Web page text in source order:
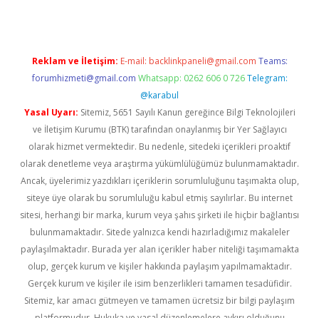
Reklam ve İletişim: E-mail: backlinkpaneli@gmail.com Teams:
forumhizmeti@gmail.com Whatsapp: 0262 606 0 726 Telegram:
@karabul
Yasal Uyarı: Sitemiz, 5651 Sayılı Kanun gereğince Bilgi Teknolojileri
ve İletişim Kurumu (BTK) tarafından onaylanmış bir Yer Sağlayıcı
olarak hizmet vermektedir. Bu nedenle, sitedeki içerikleri proaktif
olarak denetleme veya araştırma yükümlülüğümüz bulunmamaktadır.
Ancak, üyelerimiz yazdıkları içeriklerin sorumluluğunu taşımakta olup,
siteye üye olarak bu sorumluluğu kabul etmiş sayılırlar. Bu internet
sitesi, herhangi bir marka, kurum veya şahıs şirketi ile hiçbir bağlantısı
bulunmamaktadır. Sitede yalnızca kendi hazırladığımız makaleler
paylaşılmaktadır. Burada yer alan içerikler haber niteliği taşımamakta
olup, gerçek kurum ve kişiler hakkında paylaşım yapılmamaktadır.
Gerçek kurum ve kişiler ile isim benzerlikleri tamamen tesadüfidir.
Sitemiz, kar amacı gütmeyen ve tamamen ücretsiz bir bilgi paylaşım